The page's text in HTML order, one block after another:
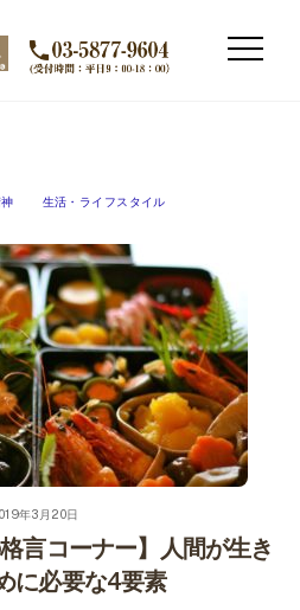
Menu
生活・ライフスタイル
年3月20日
言コーナー】人間が生き
に必要な4要素